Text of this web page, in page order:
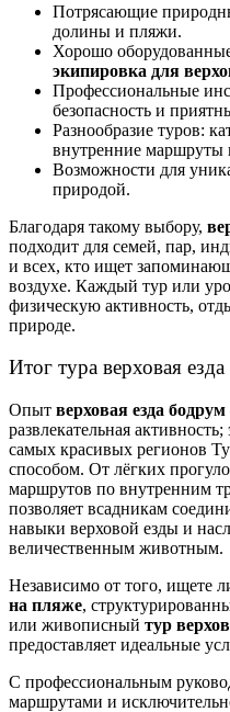
Потрясающие
долины и пляжи.
Хорошо
экипировка для
Профессиональные
безопасность и
Разнообразие туров:
внутренние маршруты
Возможности для
природой.
Благодаря такому выбору,
подходит для семей, пар,
и всех, кто ищет
воздухе. Каждый тур или
физическую активность,
природе.
Итог тура верховая
Опыт верховая езда бодрум
развлекательная
самых красивых регионов
способом. От лёгких
маршрутов по внутренним
позволяет всадникам
навыки верховой езды и
величественным животным.
Независимо от того, ищете
на пляже,
или живописный тур
предоставляет идеальные
С профессиональным
маршрутами и